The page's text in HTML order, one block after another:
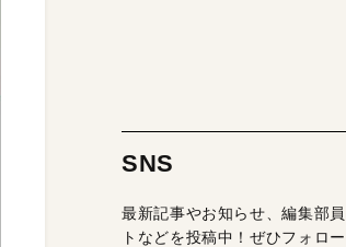
SNS
最新記事やお知らせ、編集部
トなどを投稿中！ぜひフォロ